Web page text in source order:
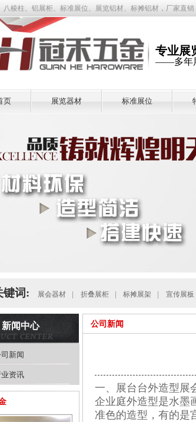
柜、标准展位、展览铝材、标摊铝材，厂家直销，价格优
专业展
——多年
页 展览器材 标准展位
键词: 展会器材 折叠展柜 标摊展架 宣传展板
公司新闻
一、展台台外造型展
企业庭外造型是水墨
准色的造型，有的是
新闻中心
新闻
资讯